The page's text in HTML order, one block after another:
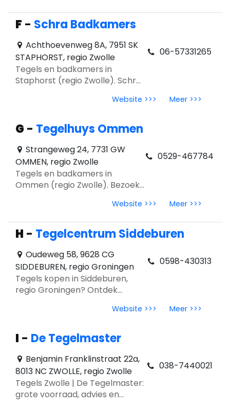
F - Schra Badkamers
Achthoevenweg 8A, 7951 SK
STAPHORST, regio Zwolle
Tegels en badkamers in
Staphorst (regio Zwolle). Schra
tegels, totaalconcept en
06-57331265
Website >>> Meer >>>
G - Tegelhuys Ommen
Strangeweg 24, 7731 GW
OMMEN, regio Zwolle
Tegels en badkamers in
Ommen (regio Zwolle). Bezoek
advies, showroominspiratie en
tegeltrends 2026.
0529-467784
Website >>> Meer >>>
H - Tegelcentrum Siddeburen
Oudeweg 58, 9628 CG
SIDDEBUREN, regio Groningen
Tegels kopen in Siddeburen,
regio Groningen? Ontdek
0598-430313
Website >>> Meer >>>
I - De Tegelmaster
Benjamin Franklinstraat 22a,
8013 NC ZWOLLE, regio Zwolle
Tegels Zwolle | De Tegelmaster:
grote voorraad, advies en
038-7440021